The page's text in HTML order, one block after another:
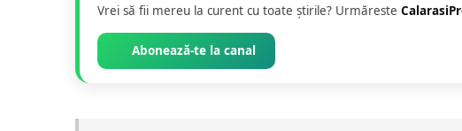
Vrei să fii mereu la curent cu toate știrile? Urmăreste
Abonează-te la canal